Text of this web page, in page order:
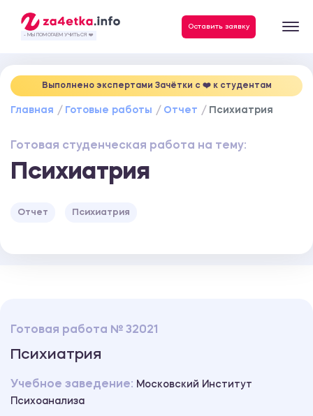
- МЫ ПОМОГАЕМ УЧИТЬСЯ ❤️
Оставить заявку
Выполнено экспертами Зачётки c ❤️ к студентам
Главная Готовые работы Отчет Психиатрия
Готовая студенческая работа на тему:
Психиатрия
Отчет Психиатрия
Готовая работа № 32021
Психиатрия
Учебное заведение: Московский Институт
Психоанализа